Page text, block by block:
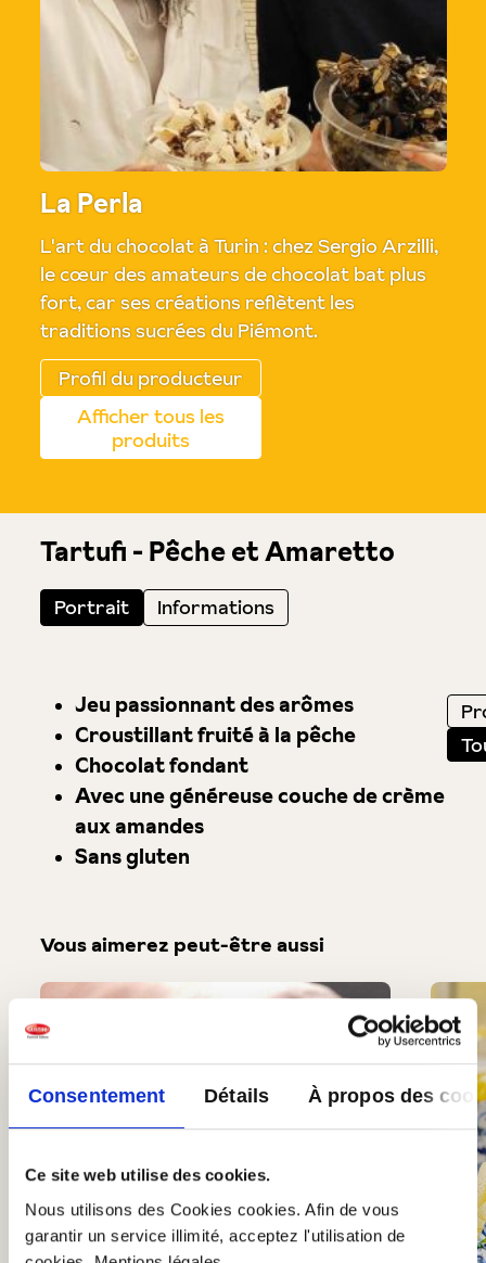
Consentement Détails À propos des
Ce site web utilise des cookies.
Nous utilisons des Cookies cookies. Afin de vous
garantir un service illimité, acceptez l'utilisation de
La Perla
L'art du chocolat à Turin : chez Sergio Arzilli,
le cœur des amateurs de chocolat bat plus
fort, car ses créations reflètent les
traditions sucrées du Piémont.
Profil du producteur
Afficher tous les
produits
Tartufi - Pêche et Amaretto
Portrait Informations
Jeu passionnant des arômes
Croustillant fruité à la pêche
Chocolat fondant
Avec une généreuse couche de crème
aux amandes
Sans gluten
Vous aimerez peut-être aussi
Produktgalerie überspringen